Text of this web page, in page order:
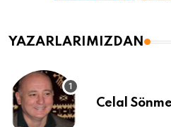
YAZARLARIMIZDAN
Celal